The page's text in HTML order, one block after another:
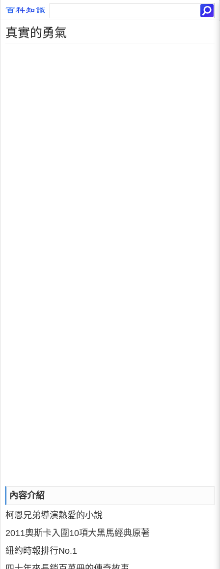
真實的勇氣
內容介紹
柯恩兄弟導演熱愛的小說
2011奧斯卡入圍10項大黑馬經典原著
紐約時報排行No.1